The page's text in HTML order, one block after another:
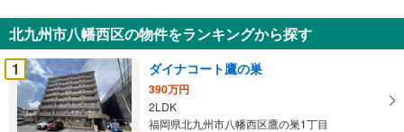
知
を
受
け
る
北九州市八幡西区の物件をランキングから探す
1
ダイナコート鷹の巣
390万円
2LDK
福岡県北九州市八幡西区鷹の巣1丁目